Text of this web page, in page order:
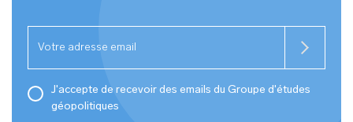
J'accepte de recevoir des emails du Groupe d'études
géopolitiques